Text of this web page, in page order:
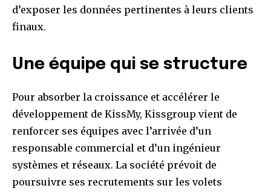
d’exposer les données pertinentes à leurs clients
finaux.
Une équipe qui se structure
Pour absorber la croissance et accélérer le
développement de KissMy, Kissgroup vient de
renforcer ses équipes avec l’arrivée d’un
responsable commercial et d’un ingénieur
systèmes et réseaux. La société prévoit de
poursuivre ses recrutements sur les volets